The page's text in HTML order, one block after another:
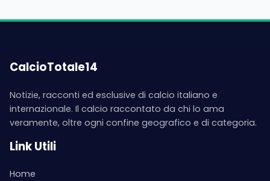
CalcioTotale14
Notizie, racconti ed esclusive di calcio italiano e
internazionale. Il calcio raccontato da chi lo ama
veramente, oltre ogni confine geografico e di categoria.
Link Utili
Home